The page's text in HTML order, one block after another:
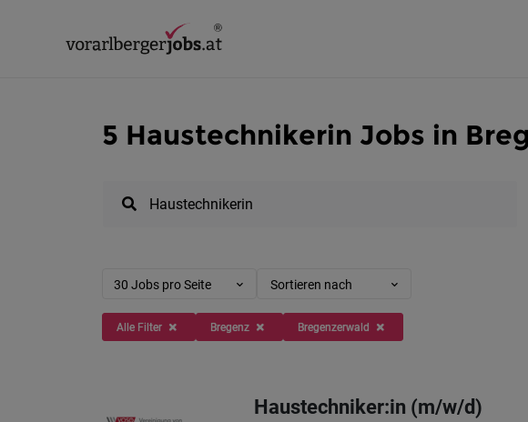
5 Haustechnikerin Jobs in
30 Jobs pro Seite Sortieren nach
Alle Filter Bregenz Bregenzerwald
Haustechniker:in (m/w/d)